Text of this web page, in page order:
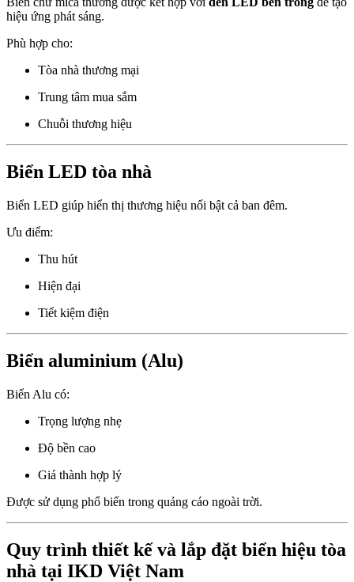
hiệu ứng phát sáng.
Phù hợp cho:
Tòa nhà thương mại
Trung tâm mua sắm
Chuỗi thương hiệu
Biển LED tòa nhà
Biển LED giúp hiển thị thương hiệu nổi bật cả ban đêm.
Ưu điểm:
Thu hút
Hiện đại
Tiết kiệm điện
Biển aluminium (Alu)
Biển Alu có:
Trọng lượng nhẹ
Độ bền cao
Giá thành hợp lý
Được sử dụng phổ biến trong quảng cáo ngoài trời.
Quy trình thiết kế và lắp đặt biển hiệu tòa
nhà tại IKD Việt Nam